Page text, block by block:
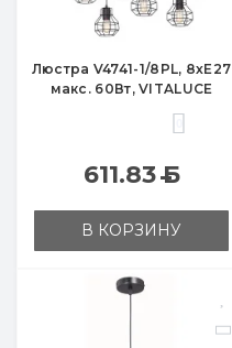
Люстра V4741-1/8PL, 8хЕ27
макс. 60Вт, VITALUCE
611.83Б
В КОРЗИНУ